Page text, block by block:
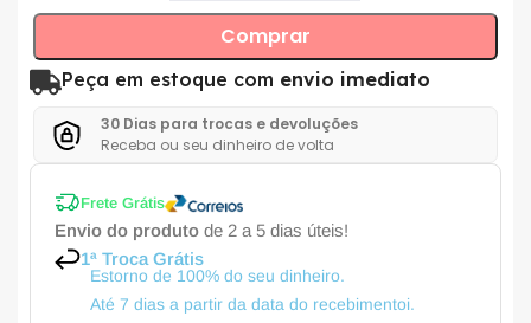
Comprar
Peça em estoque com envio imediato
30 Dias para trocas e devoluções
Receba ou seu dinheiro de volta
Frete Grátis
Envio do produto de 2 a 5 dias úteis!
1ª Troca Grátis
Estorno de 100% do seu dinheiro.
Até 7 dias a partir da data do recebimentoi.